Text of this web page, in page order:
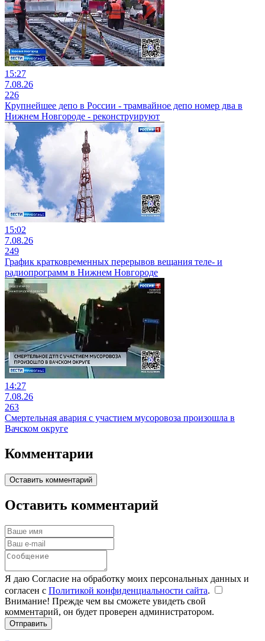
15:27
7.08.26
226
Крупнейшее депо в России - трамвайное депо номер два в
Нижнем Новгороде - реконструируют
15:02
7.08.26
249
График кратковременных перерывов вещания теле- и
радиопрограмм в Нижнем Новгороде
14:27
7.08.26
263
Смертельная авария с участием мусоровоза произошла в
Вачском округе
Комментарии
Оставить комментарий
Оставить комментарий
Я даю Согласие на обработку моих персональных данных и
согласен с Политикой конфиденциальности сайта.
Внимание! Прежде чем вы сможете увидеть свой
комментарий, он будет проверен администратором.
Отправить